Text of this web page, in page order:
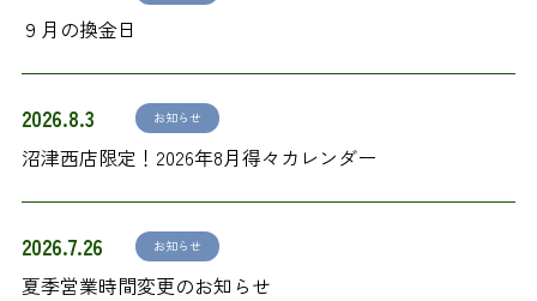
９月の換金日
2026.8.3 お知らせ
沼津西店限定！2026年8月得々カレンダー
2026.7.26 お知らせ
夏季営業時間変更のお知らせ